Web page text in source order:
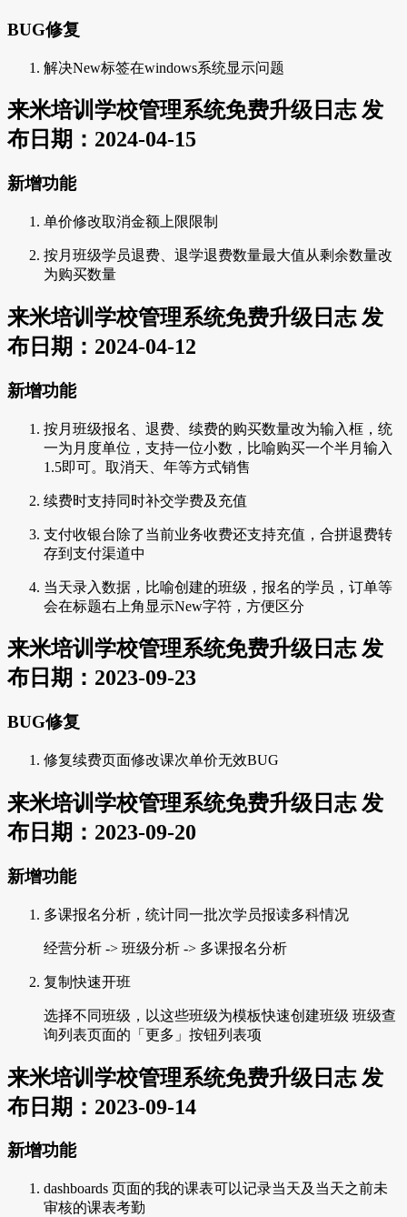
BUG修复
解决New标签在windows系统显示问题
来米培训学校管理系统免费升级日志 发
布日期：2024-04-15
新增功能
单价修改取消金额上限限制
按月班级学员退费、退学退费数量最大值从剩余数量改
为购买数量
来米培训学校管理系统免费升级日志 发
布日期：2024-04-12
新增功能
按月班级报名、退费、续费的购买数量改为输入框，统
一为月度单位，支持一位小数，比喻购买一个半月输入
1.5即可。取消天、年等方式销售
续费时支持同时补交学费及充值
支付收银台除了当前业务收费还支持充值，合拼退费转
存到支付渠道中
当天录入数据，比喻创建的班级，报名的学员，订单等
会在标题右上角显示New字符，方便区分
来米培训学校管理系统免费升级日志 发
布日期：2023-09-23
BUG修复
修复续费页面修改课次单价无效BUG
来米培训学校管理系统免费升级日志 发
布日期：2023-09-20
新增功能
多课报名分析，统计同一批次学员报读多科情况
经营分析 -> 班级分析 -> 多课报名分析
复制快速开班
选择不同班级，以这些班级为模板快速创建班级 班级查
询列表页面的「更多」按钮列表项
来米培训学校管理系统免费升级日志 发
布日期：2023-09-14
新增功能
dashboards 页面的我的课表可以记录当天及当天之前未
审核的课表考勤